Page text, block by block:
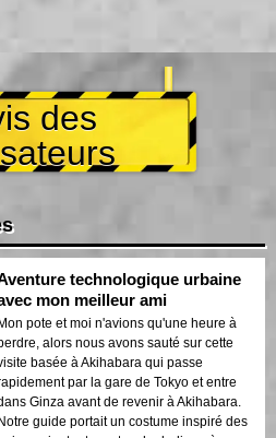
des
technologique urbaine
mon meilleur ami
Mon pote et moi n'avions qu'une heure à
alors nous avons sauté sur cette
basée à Akihabara qui passe
par la gare de Tokyo et entre
Ginza avant de revenir à Akihabara.
Notre guide portait un costume inspiré des